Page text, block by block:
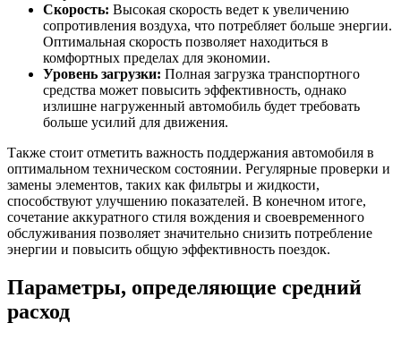
Скорость: Высокая скорость ведет к увеличению
сопротивления воздуха, что потребляет больше энергии.
Оптимальная скорость позволяет находиться в
комфортных пределах для экономии.
Уровень загрузки: Полная загрузка транспортного
средства может повысить эффективность, однако
излишне нагруженный автомобиль будет требовать
больше усилий для движения.
Также стоит отметить важность поддержания автомобиля в
оптимальном техническом состоянии. Регулярные проверки и
замены элементов, таких как фильтры и жидкости,
способствуют улучшению показателей. В конечном итоге,
сочетание аккуратного стиля вождения и своевременного
обслуживания позволяет значительно снизить потребление
энергии и повысить общую эффективность поездок.
Параметры, определяющие средний
расход